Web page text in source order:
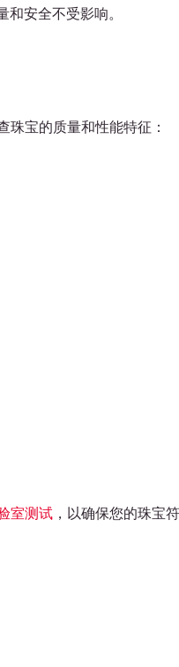
安全不受影响。
宝的质量和性能特征：
室测试 ，以确保您的珠宝